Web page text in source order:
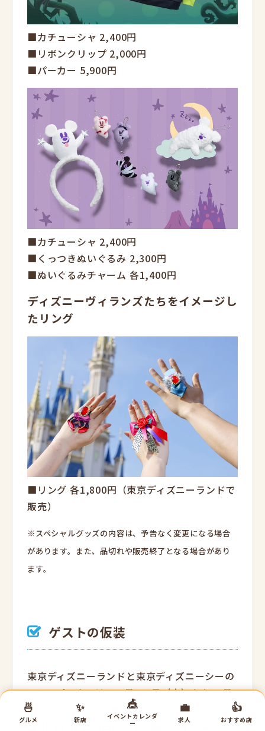
■カチューシャ 2,400円
■リボンクリップ 2,000円
■パーカー 5,900円
■カチューシャ 2,400円
■くっつきぬいぐるみ 2,300円
■ぬいぐるみチャーム 各1,400円
ディズニーヴィランズたちをイメージし
たリング
■リング 各1,800円（東京ディズニーランドで
販売）
※スペシャルグッズの内容は、予告なく変更になる場合
があります。また、品切れや販売終了となる場合があり
ます。
ゲストの仮装
東京ディズニーランドと東京ディズニーシーの
2 つのパークでは、9 月 16 日（火）から 9 月
30 日（火）までの間と、10 月 16 日（木）か
ら 10 月 31 日（金）までの間、ディズニーキ
🍜
グルメ
✨
新店
🎪
イベントカレンダ
ー
💼
求人
👍
おすすめ店